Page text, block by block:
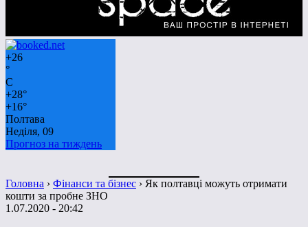
+26
°
C
+28°
+16°
Полтава
Неділя, 09
Прогноз на тиждень
Головна › Фінанси та бізнес › Як полтавці можуть отримати
кошти за пробне ЗНО
1.07.2020 - 20:42